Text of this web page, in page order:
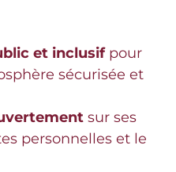
et inclusifpour
sécurisée et
sur ses
personnelles et le